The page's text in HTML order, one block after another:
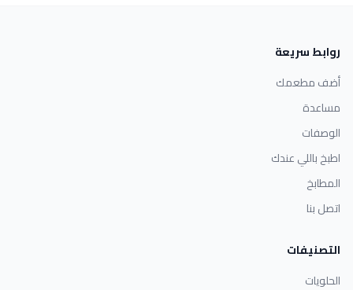
روابط سريعة
أضف مطعمك
مساعدة
الوصفات
اطبخ باللي عندك
المطابخ
اتصل بنا
التصنيفات
الحلويات